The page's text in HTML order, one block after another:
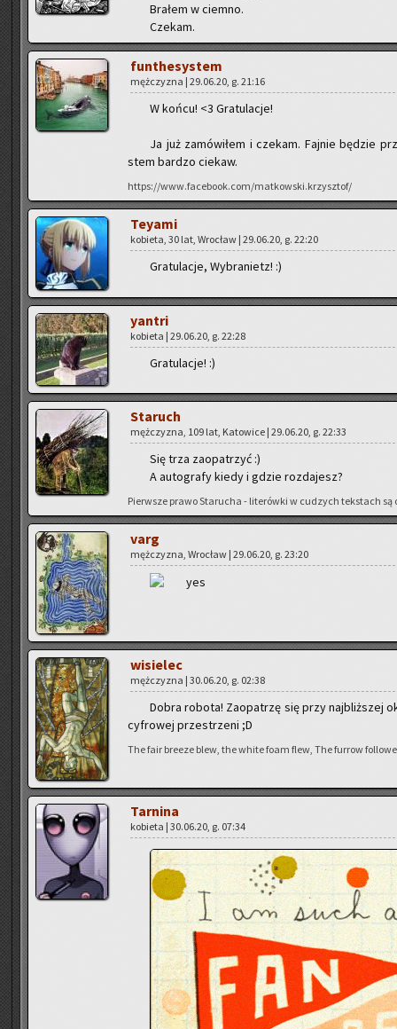
Bra­łem w ciem­no.
Cze­kam.
fun­the­sys­tem
męż­czy­zna | 29.06.20, g. 21:16
W końcu! <3 Gra­tu­la­cje!
Ja już za­mó­wi­łem i cze­kam. Faj­nie bę­dzie
stem bar­dzo cie­kaw.
https://www.facebook.com/matkowski.krzysztof/
Tey­ami
ko­bie­ta, 30 lat, Wro­cław | 29.06.20, g. 22:20
Gra­tu­la­cje, Wy­bra­nietz! :)
yan­tri
ko­bie­ta | 29.06.20, g. 22:28
Gra­tu­la­cje! :)
Sta­ruch
męż­czy­zna, 109 lat, Ka­to­wi­ce | 29.06.20, g. 22:33
Się trza za­opa­trzyć :)
A au­to­gra­fy kiedy i gdzie roz­da­jesz?
Pierw­sze prawo Sta­ru­cha - li­te­rów­ki w cu­dzych tek­stach
varg
męż­czy­zna, Wro­cław | 29.06.20, g. 23:20
wi­sie­lec
męż­czy­zna | 30.06.20, g. 02:38
Dobra ro­bo­ta! Za­opa­trzę się przy naj­bliż­szej
cy­fro­wej prze­strze­ni ;D
The fair bre­eze blew, the white foam flew, The fur­row
Tar­ni­na
ko­bie­ta | 30.06.20, g. 07:34